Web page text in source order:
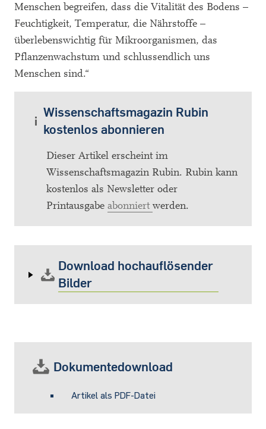
Menschen begreifen, dass die Vitalität des Bodens –
Feuchtigkeit, Temperatur, die Nährstoffe –
überlebenswichtig für Mikroorganismen, das
Pflanzenwachstum und schlussendlich uns
Menschen sind.“
Wissenschaftsmagazin Rubin
kostenlos abonnieren
Dieser Artikel erscheint im
Wissenschaftsmagazin Rubin. Rubin kann
kostenlos als Newsletter oder
Printausgabe abonniertwerden.
Download hochauflösender
Bilder
Dokumentedownload
Artikel als PDF-Datei